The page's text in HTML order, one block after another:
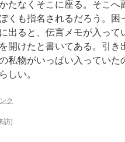
たなくそこに座る。そこ
くも指名されるだろう。
出ると、伝言メモが入っ
開けたと書いてある。引
私物がいっぱい入ってい
しい。
ク
訪)